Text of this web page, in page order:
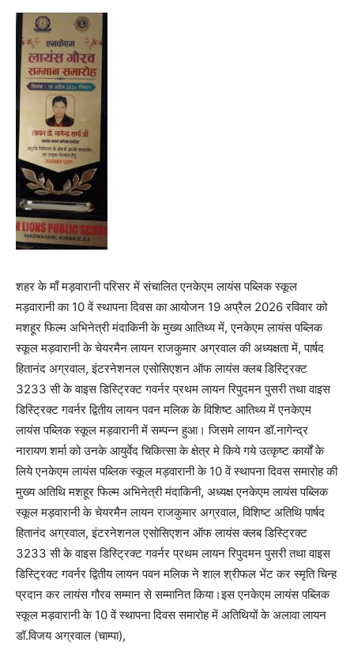
शहर के माँ मड़वारानी परिसर में संचालित एनकेएम लायंस पब्लिक स्कूल
मड़वारानी का 10 वें स्थापना दिवस का आयोजन 19 अप्रैल 2026 रविवार को
मशहूर फिल्म अभिनेत्री मंदाकिनी के मुख्य आतिथ्य में, एनकेएम लायंस पब्लिक
स्कूल मड़वारानी के चेयरमैन लायन राजकुमार अग्रवाल की अध्यक्षता में, पार्षद
हितानंद अग्रवाल, इंटरनेशनल एसोसिएशन ऑफ लायंस क्लब डिस्ट्रिक्ट
3233 सी के वाइस डिस्ट्रिक्ट गवर्नर प्रथम लायन रिपुदमन पुसरी तथा वाइस
डिस्ट्रिक्ट गवर्नर द्वितीय लायन पवन मलिक के विशिष्ट आतिथ्य में एनकेएम
लायंस पब्लिक स्कूल मड़वारानी में सम्पन्न हुआ। जिसमे लायन डॉ.नागेन्द्र
नारायण शर्मा को उनके आयुर्वेद चिकित्सा के क्षेत्र मे किये गये उत्कृष्ट कार्यों के
लिये एनकेएम लायंस पब्लिक स्कूल मड़वारानी के 10 वें स्थापना दिवस समारोह की
मुख्य अतिथि मशहूर फिल्म अभिनेत्री मंदाकिनी, अध्यक्ष एनकेएम लायंस पब्लिक
स्कूल मड़वारानी के चेयरमैन लायन राजकुमार अग्रवाल, विशिष्ट अतिथि पार्षद
हितानंद अग्रवाल, इंटरनेशनल एसोसिएशन ऑफ लायंस क्लब डिस्ट्रिक्ट
3233 सी के वाइस डिस्ट्रिक्ट गवर्नर प्रथम लायन रिपुदमन पुसरी तथा वाइस
डिस्ट्रिक्ट गवर्नर द्वितीय लायन पवन मलिक ने शाल श्रीफल भेंट कर स्मृति चिन्ह
प्रदान कर लायंस गौरव सम्मान से सम्मानित किया।इस एनकेएम लायंस पब्लिक
स्कूल मड़वारानी के 10 वें स्थापना दिवस समारोह में अतिथियों के अलावा लायन
डॉ.विजय अग्रवाल (चाम्पा),